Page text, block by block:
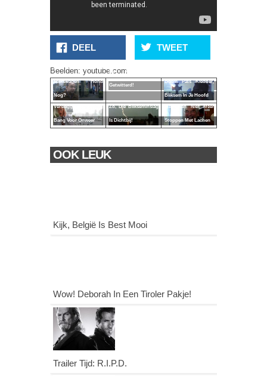
DEEL TWEET
Beelden: youtube.com
Ken Je Froger De
Volkswagen Hond
Nog?
De Paus Heeft
Getwitterd!
Boem Pats Kledder,
Bliksem In Je Hoofd
Verslaggever Is Erg
Bang Voor Onweer
Zo, Die Blikseminslag
Is Dichtbij!
Man Kan Niet Meer
Stoppen Met Lachen
OOK LEUK
Kijk, België Is Best Mooi
Wow! Deborah In Een Tiroler Pakje!
Trailer Tijd: R.I.P.D.